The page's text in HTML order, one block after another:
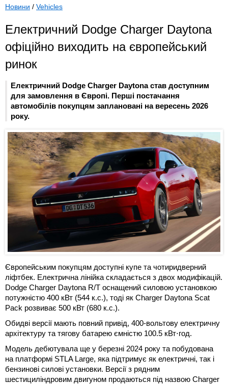
Новини / Vehicles
Електричний Dodge Charger Daytona
офіційно виходить на європейський
ринок
Електричний Dodge Charger Daytona став доступним
для замовлення в Європі. Перші постачання
автомобілів покупцям заплановані на вересень 2026
року.
Європейським покупцям доступні купе та чотиридверний
ліфтбек. Електрична лінійка складається з двох модифікацій.
Dodge Charger Daytona R/T оснащений силовою установкою
потужністю 400 кВт (544 к.с.), тоді як Charger Daytona Scat
Pack розвиває 500 кВт (680 к.с.).
Обидві версії мають повний привід, 400-вольтову електричну
архітектуру та тягову батарею ємністю 100.5 кВт⋅год.
Модель дебютувала ще у березні 2024 року та побудована
на платформі STLA Large, яка підтримує як електричні, так і
бензинові силові установки. Версії з рядним
шестициліндровим двигуном продаються під назвою Charger